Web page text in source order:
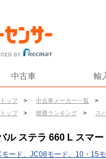
中古車 輸
ップ > 中古車メーカー一覧 >
ップ
> 燃費ランキング > ス
ル ステラ 660 L スマ
モード、JC08モード、10・15